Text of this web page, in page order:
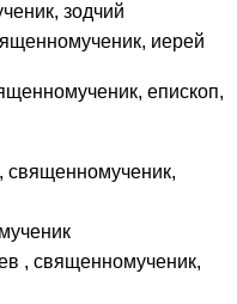
зодчий
иерей
епископ,
, священномученик,
, священномученик,